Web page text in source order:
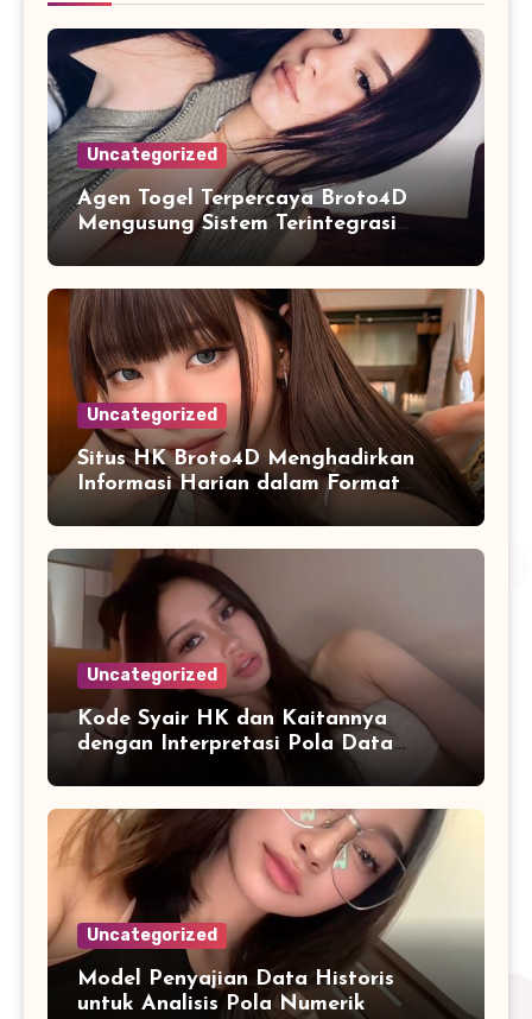
Uncategorized
Agen Togel Terpercaya Broto4D
Mengusung Sistem Terintegrasi
untuk Akses
Uncategorized
Situs HK Broto4D Menghadirkan
Informasi Harian dalam Format
yang Mudah Dipahami
Uncategorized
Kode Syair HK dan Kaitannya
dengan Interpretasi Pola Data
Uncategorized
Model Penyajian Data Historis
untuk Analisis Pola Numerik